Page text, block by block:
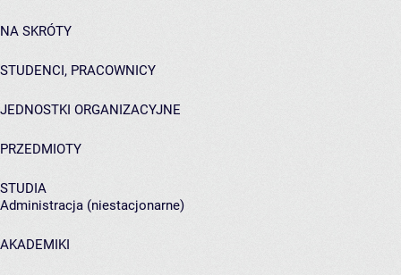
NA SKRÓTY
STUDENCI, PRACOWNICY
JEDNOSTKI ORGANIZACYJNE
PRZEDMIOTY
STUDIA
Administracja (niestacjonarne)
AKADEMIKI